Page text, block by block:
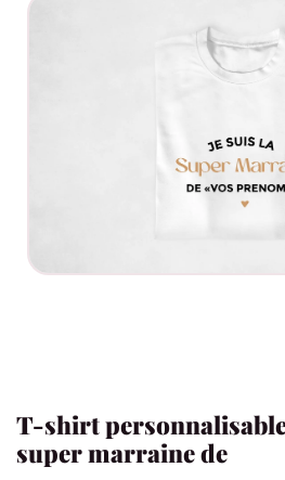
T-shirt personnalisable
super marraine de